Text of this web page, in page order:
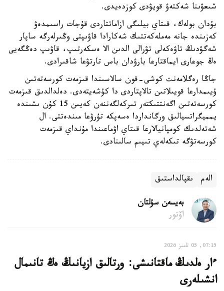
شىعۋىنا شەكتەۋ قويۋدى كوزدەيدى.
بۇدان بولەك، قىتاي بيلىگى ازاماتتاردى قۇجات راسىمدەۋ
كەزىندە جانە مەملەكەتتىك شەكارادا قاۋىپتى وڭىرلەرگە ساپار
شەگۋدىڭ تاۋەكەلى تۋرالى الدىن الا ەسكەرتىپ، قاۋىپ دەڭگەيى
ەڭ جوعارى ايماقتارعا بارۋدان باس تارتۋعا شاقىرادى.
جاڭا رەگلامەنت كوشى-قون سالاسىندا قىزمەت كورسەتەتىن
ۇيىمدارعا قويىلاتىن تالاپتاردى دا كۇشەيتەدى. دەلدالدىق قىزمەت
كورسەتەتىن اگەنتتىكتەر تىركەلگەننەن كەيىن 15 كۇن ىشىندە
يمميگراتسيالىق ورگانداردا ەسەپكە تۇرۋعا مىندەتتى. ال
شەتەلدىك كومپانيالارعا قىتاي اۋماعىندا مۇنداي قىزمەت
كورسەتۋگە تىكەلەي تىيىم سالىنادى.
الەم ىقپالداستىق
بەيسەن سۇلتان
اۆتور
07:15, 05 تامىز 2026
ءار ەلدىڭ ماقتانىشى: ورتالىق ازيانىڭ ەڭ تانىمال
انشىلەرى